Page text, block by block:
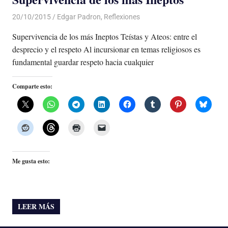
20/10/2015 Luis Castellanos
Edgar Padron, Reflexiones
Supervivencia de los más Ineptos Teístas y Ateos: entre el
desprecio y el respeto Al incursionar en temas religiosos es
fundamental guardar respeto hacia cualquier
Comparte esto:
Me gusta esto:
LEER MÁS